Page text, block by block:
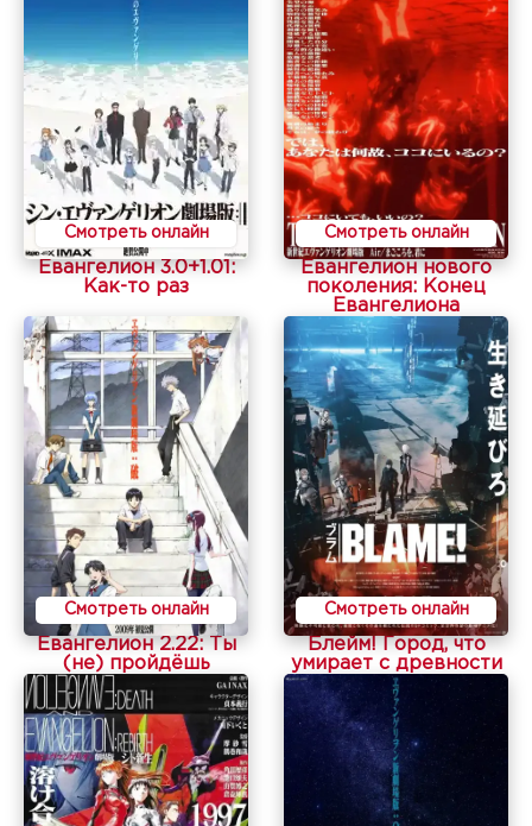
Смотреть онлайн
Евангелион 3.0+1.01:
Как-то раз
Смотреть онлайн
Евангелион нового
поколения: Конец
Евангелиона
Смотреть онлайн
Евангелион 2.22: Ты
(не) пройдёшь
Смотреть онлайн
Блейм! Город, что
умирает с древности